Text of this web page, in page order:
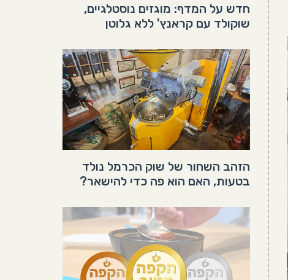
חדש על המדף: מוגזים נוסטלגיים,
שוקולד עם קראנץ' ללא גלוטן
הזהב השחור של שוק הכרמל נולד
בטעות, האם הוא פה כדי להישאר?